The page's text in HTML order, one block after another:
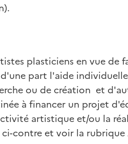
plasticiens en vue de
part l'aide
ou de création et
à financer un projet
artistique et/ou la
contre et voir la rubrique